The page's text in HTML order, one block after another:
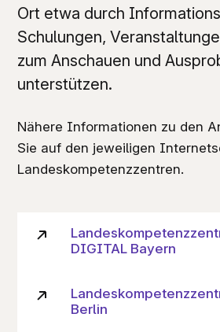
Ort etwa durch
Schulungen,
zum Anschauen und
unterstützen.
Nähere Informationen zu den
Sie auf den jeweiligen
Landeskompetenzzentren.
DIGITAL Bayern
Berlin